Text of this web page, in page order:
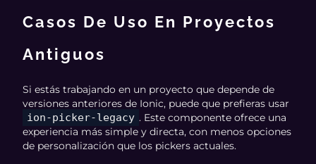
Casos De Uso En Proyectos
Antiguos
Si estás trabajando en un proyecto que depende de
versiones anteriores de Ionic, puede que prefieras usar
ion-picker-legacy . Este componente ofrece una
experiencia más simple y directa, con menos opciones
de personalización que los pickers actuales.